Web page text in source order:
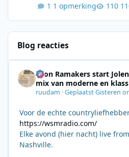
1 opmerking
Blog reacties
Leon Ramakers start
mix van moderne en
ruudam ·GeplaatstGisteren
Voor de echte
https://wsmradio.com/
Elke avond (hier nacht) live
Nashville.